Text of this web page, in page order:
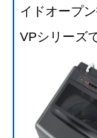
イドオープ
VPシリーズ